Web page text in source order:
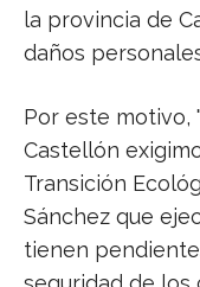
la provincia de
daños
Por este motivo,
Castellón
Transición
Sánchez que
tienen